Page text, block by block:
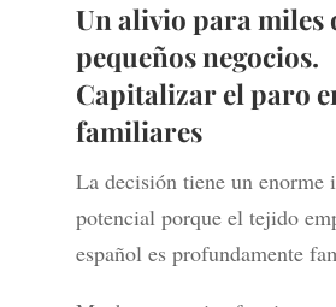
Un alivio para miles
pequeños negocios.
Capitalizar el paro
familiares
La decisión tiene un enorme
potencial porque el tejido
español es profundamente